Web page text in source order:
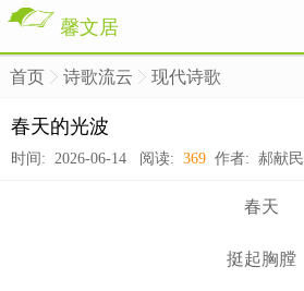
馨文居
首页 诗歌流云 现代诗歌
春天的光波
时间: 2026-06-14 阅读: 369 作者: 郝献民
春天
挺起胸膛